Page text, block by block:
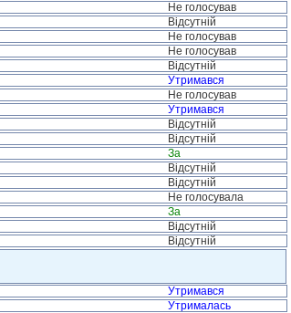
Не голосував
Відсутній
Не голосував
Не голосував
Відсутній
Утримався
Не голосував
Утримався
Відсутній
Відсутній
За
Відсутній
Відсутній
Не голосувала
За
Відсутній
Відсутній
Утримався
Утрималась